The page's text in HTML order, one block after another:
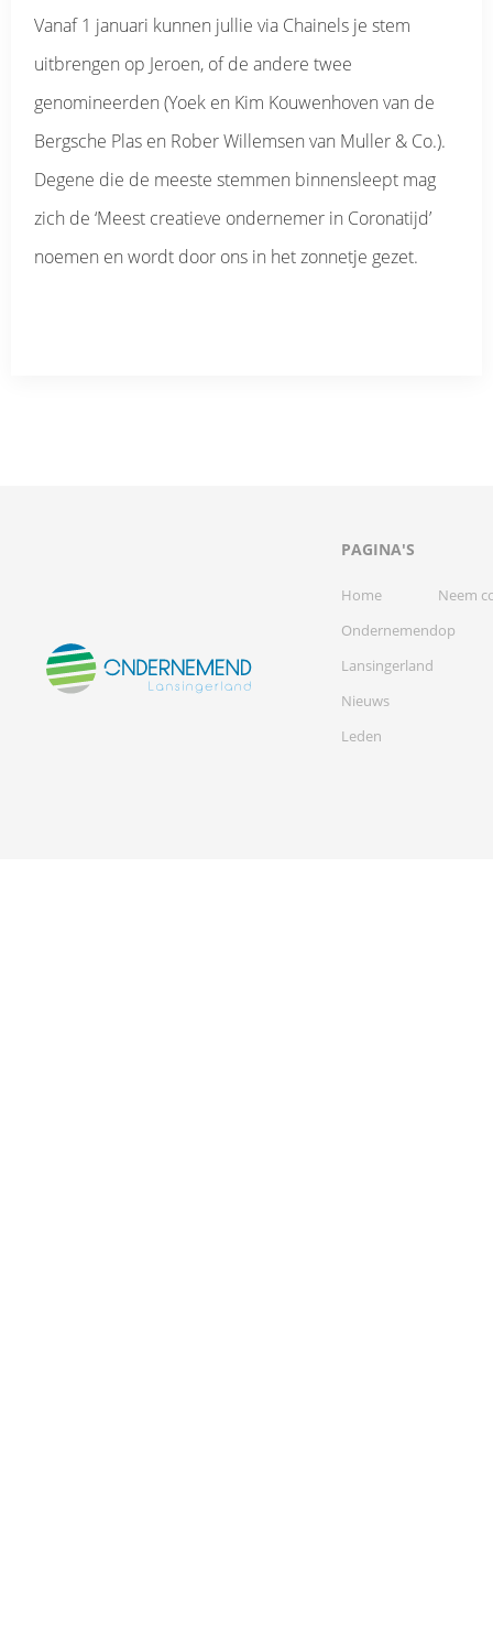
Vanaf 1 januari kunnen jullie via Chainels je stem
uitbrengen op Jeroen, of de andere twee
genomineerden (Yoek en Kim Kouwenhoven van de
Bergsche Plas en Rober Willemsen van Muller & Co.).
Degene die de meeste stemmen binnensleept mag
zich de ‘Meest creatieve ondernemer in Coronatijd’
noemen en wordt door ons in het zonnetje gezet.
PAGINA'S
Home
Ondernemend
Lansingerland
Nieuws
Leden
Neem
op